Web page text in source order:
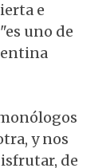
e
uno de
y nos
de